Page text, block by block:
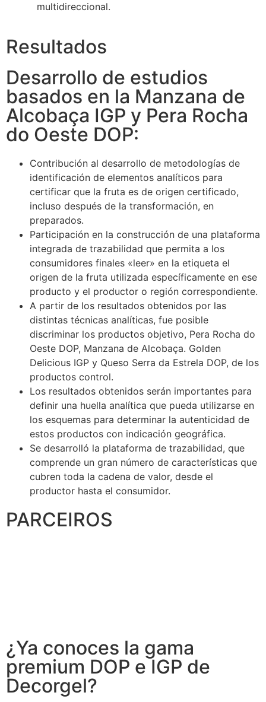
multidireccional.
Resultados
Desarrollo de estudios
basados en la Manzana de
Alcobaça IGP y Pera Rocha
do Oeste DOP:
Contribución al desarrollo de metodologías de
identificación de elementos analíticos para
certificar que la fruta es de origen certificado,
incluso después de la transformación, en
preparados.
Participación en la construcción de una plataforma
integrada de trazabilidad que permita a los
consumidores finales «leer» en la etiqueta el
origen de la fruta utilizada específicamente en ese
producto y el productor o región correspondiente.
A partir de los resultados obtenidos por las
distintas técnicas analíticas, fue posible
discriminar los productos objetivo, Pera Rocha do
Oeste DOP, Manzana de Alcobaça. Golden
Delicious IGP y Queso Serra da Estrela DOP, de los
productos control.
Los resultados obtenidos serán importantes para
definir una huella analítica que pueda utilizarse en
los esquemas para determinar la autenticidad de
estos productos con indicación geográfica.
Se desarrolló la plataforma de trazabilidad, que
comprende un gran número de características que
cubren toda la cadena de valor, desde el
productor hasta el consumidor.
PARCEIROS
¿Ya conoces la gama
premium DOP e IGP de
Decorgel?